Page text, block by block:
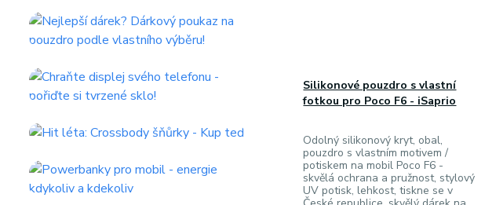
Silikonové pouzdro s vlastní
fotkou pro Poco F6 - iSaprio
Odolný silikonový kryt, obal,
pouzdro s vlastním motivem /
potiskem na mobil Poco F6 -
skvělá ochrana a pružnost, stylový
UV potisk, lehkost, tiskne se v